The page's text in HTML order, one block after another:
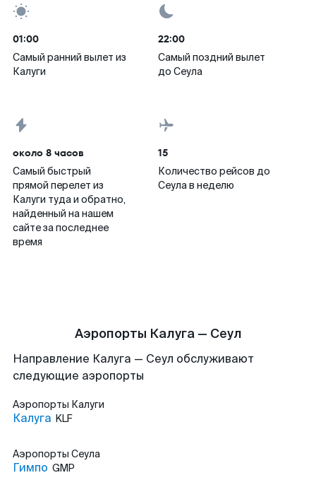
01:00
Самый ранний вылет из
Калуги
22:00
Самый поздний вылет
до Сеула
около 8 часов
Самый быстрый
прямой перелет из
Калуги туда и обратно,
найденный на нашем
сайте за последнее
время
15
Количество рейсов до
Сеула в неделю
Аэропорты Калуга — Сеул
Направление Калуга — Сеул обслуживают
следующие аэропорты
Аэропорты Калуги
Калуга KLF
Аэропорты Сеула
Гимпо GMP